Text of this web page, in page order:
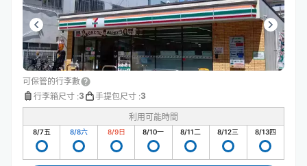
可保管的行李數
行李箱尺寸 :3 手提包尺寸 :3
利用可能時間
8/7五 8/8六 8/9日 8/10一 8/11二 8/12三 8/13四